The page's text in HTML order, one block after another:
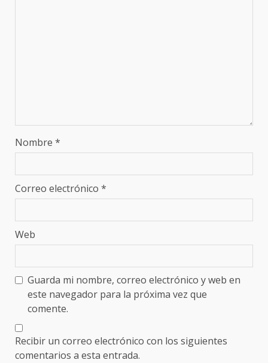
Nombre *
Correo electrónico *
Web
Guarda mi nombre, correo electrónico y web en
este navegador para la próxima vez que
comente.
Recibir un correo electrónico con los siguientes
comentarios a esta entrada.